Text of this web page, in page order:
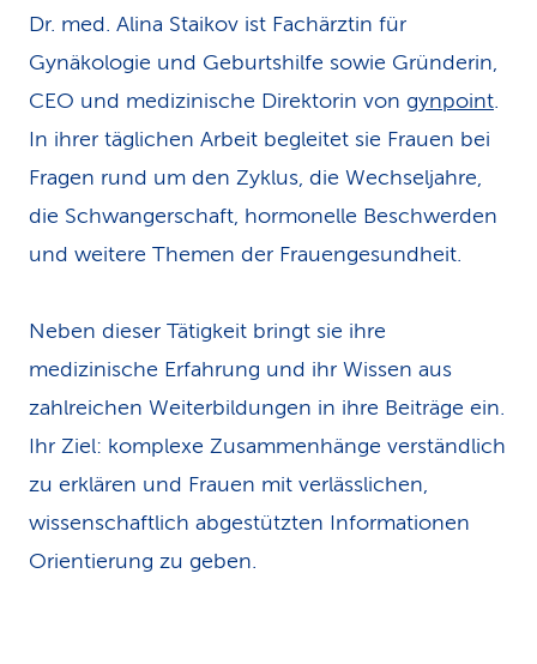
L
i
n
s
Dr. med. Alina Staikov ist Fachärztin für
Gynäkologie und Geburtshilfe sowie Gründerin,
CEO und medizinische Direktorin von gynpoint.
In ihrer täglichen Arbeit begleitet sie Frauen bei
Fragen rund um den Zyklus, die Wechseljahre,
die Schwangerschaft, hormonelle Beschwerden
und weitere Themen der Frauengesundheit.
Neben dieser Tätigkeit bringt sie ihre
medizinische Erfahrung und ihr Wissen aus
zahlreichen Weiterbildungen in ihre Beiträge ein.
Ihr Ziel: komplexe Zusammenhänge verständlich
zu erklären und Frauen mit verlässlichen,
wissenschaftlich abgestützten Informationen
Orientierung zu geben.